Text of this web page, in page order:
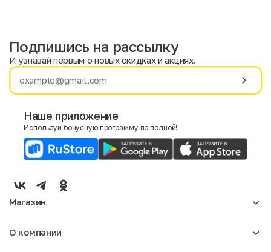
Имя
E-mail
Мужской
Подпишись на рассылку
И узнавай первым о новых скидках и акциях.
Наше приложение
Используй бонусную программу по полной!
Магазин
Мужское
О компании